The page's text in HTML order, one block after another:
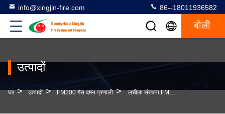
info@xingjin-fire.com 86--18011936582
बोली
उत्पादों
घर > उत्पादों > FM200 गैस दमन प्रणाली > लचीला संरचना FM200 गैस दमन प्रणाली 4.2MPa लाल